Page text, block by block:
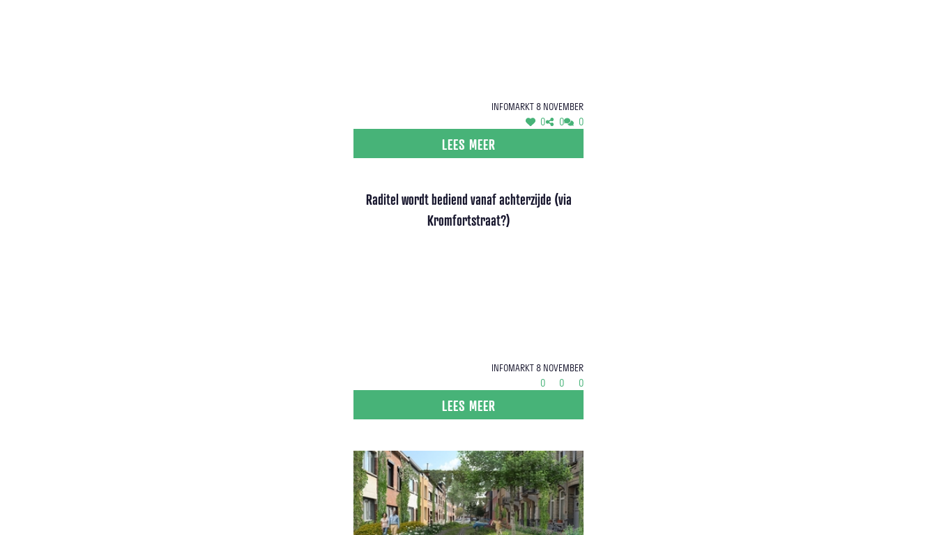
Infomarkt 8 november
0 0 0
LEES MEER
Raditel wordt bediend vanaf achterzijde (via
Kromfortstraat?)
Infomarkt 8 november
0 0 0
LEES MEER